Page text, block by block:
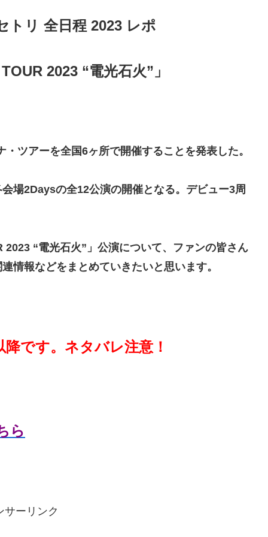
トリ 全日程 2023 レポ
2023 “電光石火”」
ツアーを全国6ヶ所で開催することを発表した。
場2Daysの全12公演の開催となる。デビュー3周
“電光石火”」公演について、ファンの皆さん
情報などをまとめていきたいと思います。
です。ネタバレ注意！
ら
サーリンク